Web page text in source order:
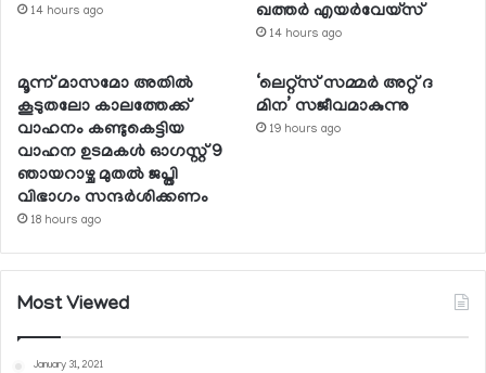
14 hours ago
ഖത്തര്‍ എയര്‍വേയ്സ്
14 hours ago
മൂന്ന് മാസമോ അതില്‍
കൂടുതലോ കാലത്തേക്ക്
വാഹനം കണ്ടുകെട്ടിയ
വാഹന ഉടമകള്‍ ഓഗസ്റ്റ് 9
ഞായറാഴ്ച മുതല്‍ ജപ്തി
വിഭാഗം സന്ദര്‍ശിക്കണം
18 hours ago
‘ലെറ്റ്‌സ് സമ്മര്‍ അറ്റ് ദ
മിന’ സജീവമാകുന്നു
19 hours ago
Most Viewed
January 31, 2021